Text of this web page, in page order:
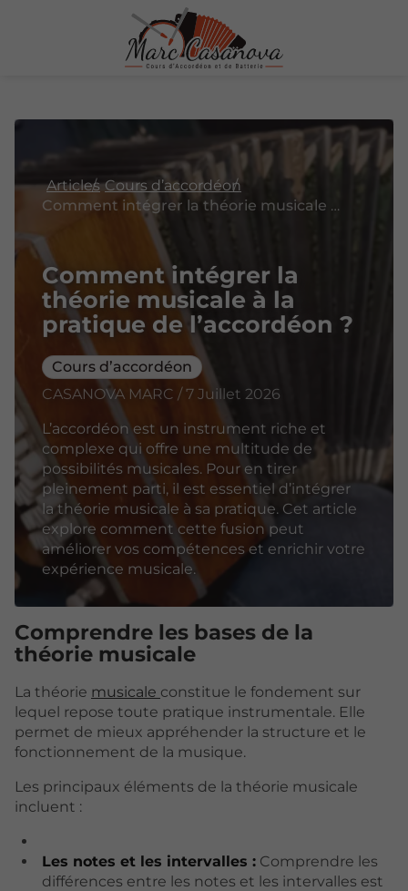
Articles Cours d’accordéon
Comment intégrer la théorie musicale à la pratique de l’accordéon ?
Comment intégrer la
théorie musicale à la
pratique de l’accordéon ?
Cours d’accordéon
CASANOVA MARC / 7 Juillet 2026
L’accordéon est un instrument riche et
complexe qui offre une multitude de
possibilités musicales. Pour en tirer
pleinement parti, il est essentiel d’intégrer
la théorie musicale à sa pratique. Cet article
explore comment cette fusion peut
améliorer vos compétences et enrichir votre
expérience musicale.
Comprendre les bases de la
théorie musicale
La théorie musicale constitue le fondement sur
lequel repose toute pratique instrumentale. Elle
permet de mieux appréhender la structure et le
fonctionnement de la musique.
Les principaux éléments de la théorie musicale
incluent :
Les notes et les intervalles :Comprendre les
différences entre les notes et les intervalles est